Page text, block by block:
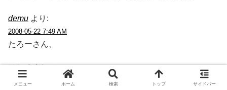
demu より:
2008-05-22 7:49 AM
たろーさん、
はじめまして。
メニュー ホーム 検索 トップ サイドバー